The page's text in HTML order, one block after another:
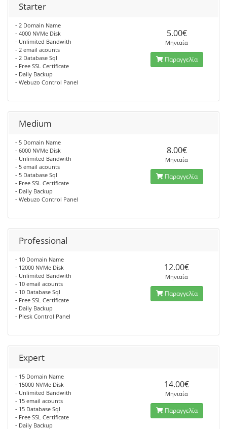
Starter
- 2 Domain Name
- 4000 NVMe Disk
- Unlimited Bandwith
- 2 email acounts
- 2 Database Sql
- Free SSL Certificate
- Daily Backup
- Webuzo Control Panel
5.00€
Μηνιαία
Παραγγελία
Medium
- 5 Domain Name
- 6000 NVMe Disk
- Unlimited Bandwith
- 5 email acounts
- 5 Database Sql
- Free SSL Certificate
- Daily Backup
- Webuzo Control Panel
8.00€
Μηνιαία
Παραγγελία
Professional
- 10 Domain Name
- 12000 NVMe Disk
- Unlimited Bandwith
- 10 email acounts
- 10 Database Sql
- Free SSL Certificate
- Daily Backup
- Plesk Control Panel
12.00€
Μηνιαία
Παραγγελία
Expert
- 15 Domain Name
- 15000 NVMe Disk
- Unlimited Bandwith
- 15 email acounts
- 15 Database Sql
- Free SSL Certificate
- Daily Backup
14.00€
Μηνιαία
Παραγγελία